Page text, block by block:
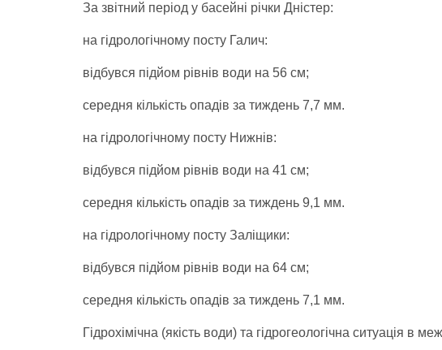
За звітний період у басейні річки Дністер:
на гідрологічному посту Галич:
відбувся підйом рівнів води на 56 см;
середня кількість опадів за тиждень 7,7 мм.
на гідрологічному посту Нижнів:
відбувся підйом рівнів води на 41 см;
середня кількість опадів за тиждень 9,1 мм.
на гідрологічному посту Заліщики:
відбувся підйом рівнів води на 64 см;
середня кількість опадів за тиждень 7,1 мм.
Гідрохімічна (якість води) та гідрогеологічна ситуація в